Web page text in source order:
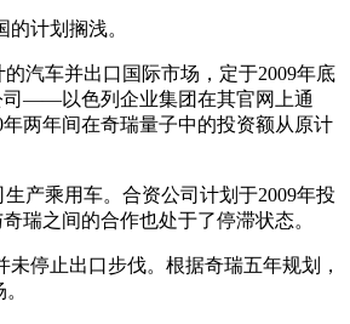
计划搁浅。
汽车并出口国际市场，定于2009年底
司——以色列企业集团在其官网上通
两年间在奇瑞量子中的投资额从原计
产乘用车。合资公司计划于2009年投
瑞之间的合作也处于了停滞状态。
停止出口步伐。根据奇瑞五年规划，